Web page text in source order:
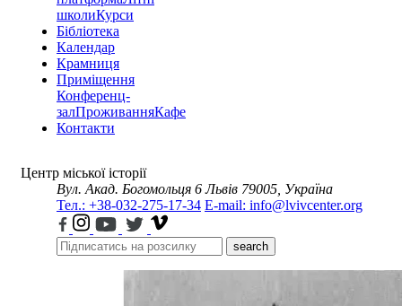
школиКурси
Бібліотека
Календар
Крамниця
Приміщення
Конференц-
залПроживанняКафе
Контакти
Центр міської історії
Вул. Акад. Богомольця 6 Львів 79005, Україна
Тел.: +38-032-275-17-34 E-mail: info@lvivcenter.org
search